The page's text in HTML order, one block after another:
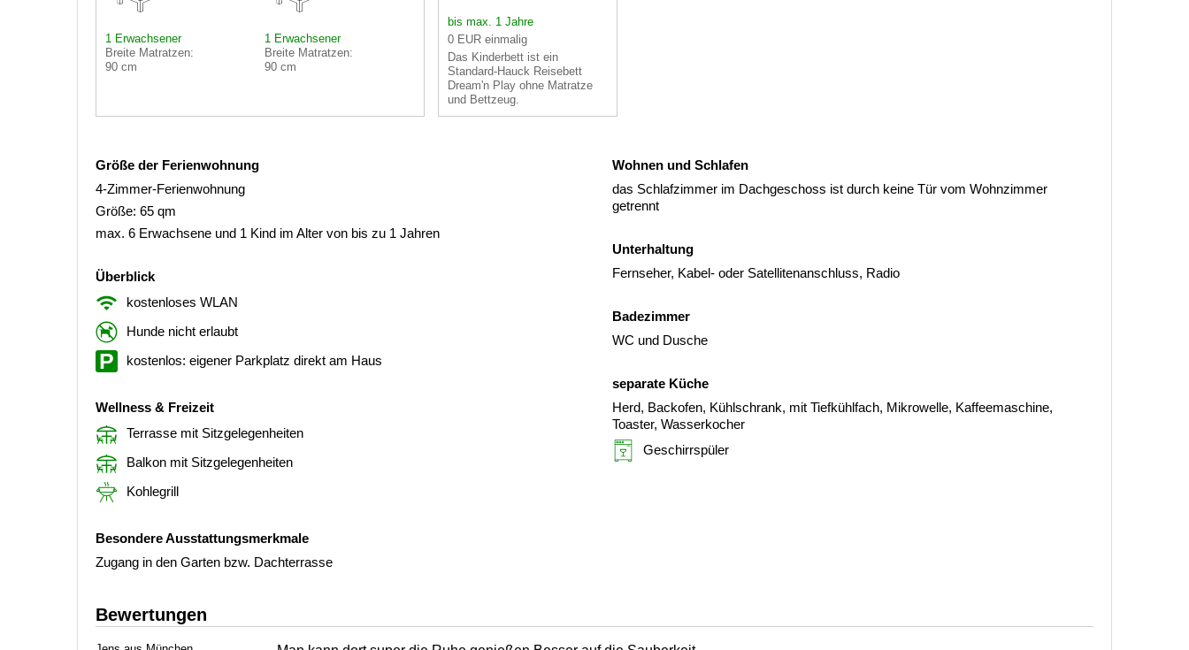
1 Erwachsener
Breite Matratzen:
90 cm
1 Erwachsener
Breite Matratzen:
90 cm
bis max. 1 Jahre
0 EUR einmalig
Das Kinderbett ist ein
Standard-Hauck Reisebett
Dream'n Play ohne Matratze
und Bettzeug.
Größe der Ferienwohnung
4-Zimmer-Ferienwohnung
Größe: 65 qm
max. 6 Erwachsene und 1 Kind im Alter von bis zu 1 Jahren
Überblick
kostenloses WLAN
Hunde nicht erlaubt
kostenlos: eigener Parkplatz direkt am Haus
Wellness & Freizeit
Terrasse mit Sitzgelegenheiten
Balkon mit Sitzgelegenheiten
Kohlegrill
Besondere Ausstattungsmerkmale
Zugang in den Garten bzw. Dachterrasse
Wohnen und Schlafen
das Schlafzimmer im Dachgeschoss ist durch keine Tür vom Wohnzimmer
getrennt
Unterhaltung
Fernseher, Kabel- oder Satellitenanschluss, Radio
Badezimmer
WC und Dusche
separate Küche
Herd, Backofen, Kühlschrank, mit Tiefkühlfach, Mikrowelle, Kaffeemaschine,
Toaster, Wasserkocher
Geschirrspüler
Bewertungen